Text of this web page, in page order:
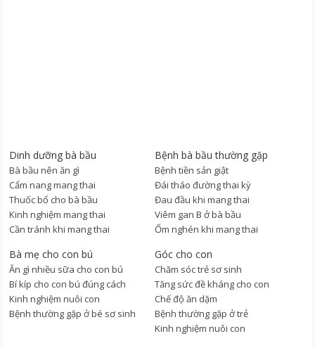
Dinh dưỡng bà bầu
Bà bầu nên ăn gì
Cẩm nang mang thai
Thuốc bổ cho bà bầu
Kinh nghiệm mang thai
Cần tránh khi mang thai
Bệnh bà bầu thường gặp
Bệnh tiền sản giật
Đái tháo đường thai kỳ
Đau đầu khi mang thai
Viêm gan B ở bà bầu
Ốm nghén khi mang thai
Bà mẹ cho con bú
Ăn gì nhiều sữa cho con bú
Bí kíp cho con bú đúng cách
Kinh nghiệm nuôi con
Bệnh thường gặp ở bé sơ sinh
Góc cho con
Chăm sóc trẻ sơ sinh
Tăng sức đề kháng cho con
Chế độ ăn dặm
Bệnh thường gặp ở trẻ
Kinh nghiệm nuôi con